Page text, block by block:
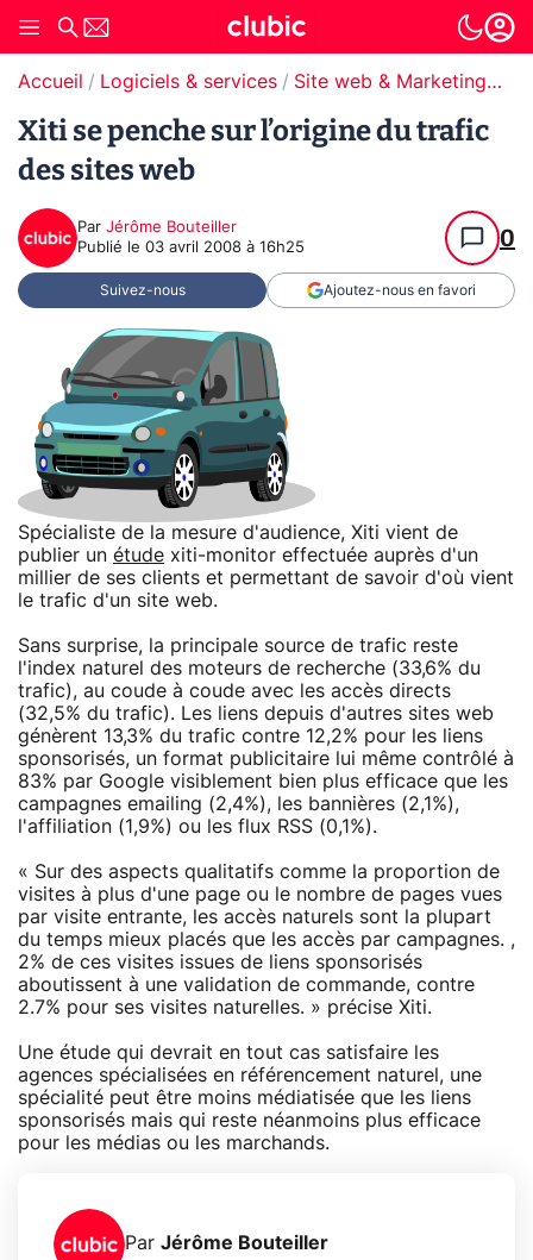
Accueil Logiciels & services Site web & Marketing Digital
Xiti se penche sur l’origine du trafic
des sites web
Par Jérôme Bouteiller
Publié le 03 avril 2008 à 16h25 0
Suivez-nous Ajoutez-nous en favori
Spécialiste de la mesure d'audience, Xiti vient de
publier un étude xiti-monitor effectuée auprès d'un
millier de ses clients et permettant de savoir d'où vient
le trafic d'un site web.
Sans surprise, la principale source de trafic reste
l'index naturel des moteurs de recherche (33,6% du
trafic), au coude à coude avec les accès directs
(32,5% du trafic). Les liens depuis d'autres sites web
génèrent 13,3% du trafic contre 12,2% pour les liens
sponsorisés, un format publicitaire lui même contrôlé à
83% par Google visiblement bien plus efficace que les
campagnes emailing (2,4%), les bannières (2,1%),
l'affiliation (1,9%) ou les flux RSS (0,1%).
« Sur des aspects qualitatifs comme la proportion de
visites à plus d'une page ou le nombre de pages vues
par visite entrante, les accès naturels sont la plupart
du temps mieux placés que les accès par campagnes. ,
2% de ces visites issues de liens sponsorisés
aboutissent à une validation de commande, contre
2.7% pour ses visites naturelles. » précise Xiti.
Une étude qui devrait en tout cas satisfaire les
agences spécialisées en référencement naturel, une
spécialité peut être moins médiatisée que les liens
sponsorisés mais qui reste néanmoins plus efficace
pour les médias ou les marchands.
Par Jérôme Bouteiller